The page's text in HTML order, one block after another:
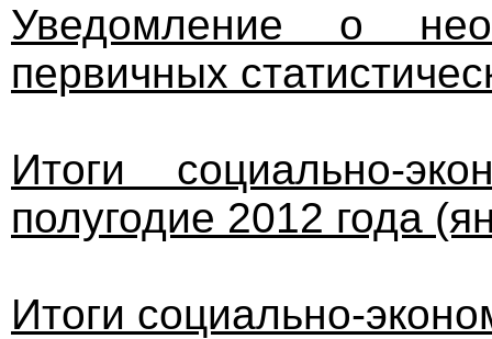
Уведомление о
первичных
Итоги социально-
полугодие 2012 года
Итоги социально-